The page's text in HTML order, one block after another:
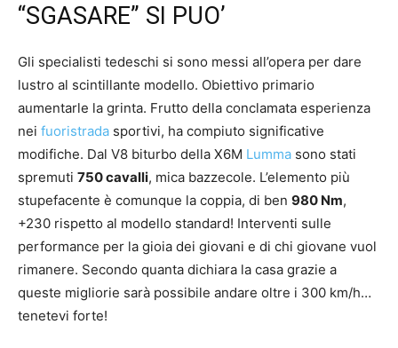
“SGASARE” SI PUO’
Gli specialisti tedeschi si sono messi all’opera per dare
lustro al scintillante modello. Obiettivo primario
aumentarle la grinta. Frutto della conclamata esperienza
nei fuoristrada sportivi, ha compiuto significative
modifiche. Dal V8 biturbo della X6M Lumma sono stati
spremuti 750 cavalli, mica bazzecole. L’elemento più
stupefacente è comunque la coppia, di ben 980 Nm,
+230 rispetto al modello standard! Interventi sulle
performance per la gioia dei giovani e di chi giovane vuol
rimanere. Secondo quanta dichiara la casa grazie a
queste migliorie sarà possibile andare oltre i 300 km/h…
tenetevi forte!